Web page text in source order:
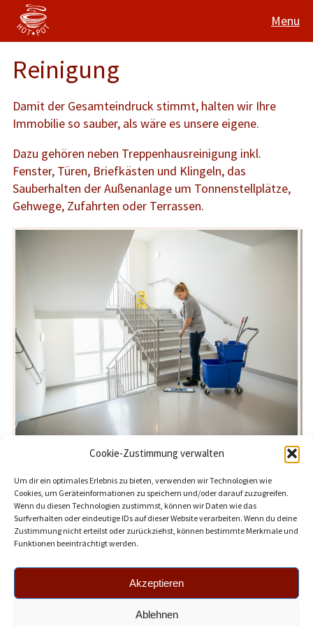
Cookie-Zustimmung verwalten
Um dir ein optimales Erlebnis zu bieten, verwenden wir Technologien wie
Cookies, um Geräteinformationen zu speichern und/oder darauf zuzugreifen.
Wenn du diesen Technologien zustimmst, können wir Daten wie das
Surfverhalten oder eindeutige IDs auf dieser Website verarbeiten. Wenn du deine
Zustimmung nicht erteilst oder zurückziehst, können bestimmte Merkmale und
Funktionen beeinträchtigt werden.
Akzeptieren
Ablehnen
Menu
Reinigung
Damit der Gesamteindruck stimmt, halten wir Ihre
Immobilie so sauber, als wäre es unsere eigene.
Dazu gehören neben Treppenhausreinigung inkl.
Fenster, Türen, Briefkästen und Klingeln, das
Sauberhalten der Außenanlage um Tonnenstellplätze,
Gehwege, Zufahrten oder Terrassen.
© 2026 Hotpot Augsburg. All Rights Reserved.